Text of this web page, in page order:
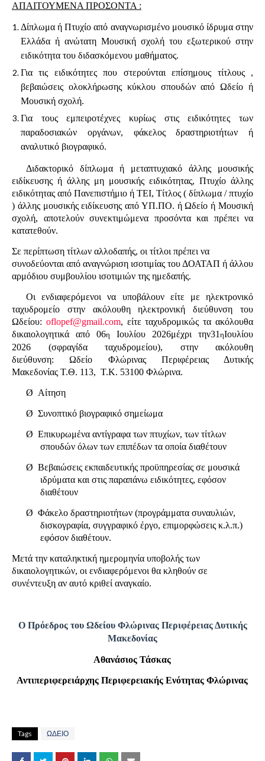
ΑΠΑΙΤΟΥΜΕΝΑ ΠΡΟΣΟΝΤΑ :
Δίπλωμα ή Πτυχίο από αναγνωρισμένο μουσικό ίδρυμα στην
Ελλάδα ή ανώτατη Μουσική σχολή του εξωτερικού στην
ειδικότητα του διδασκόμενου μαθήματος.
Για τις ειδικότητες που στερούνται επίσημους τίτλους ,
βεβαιώσεις ολοκλήρωσης κύκλου σπουδών από Ωδείο ή
Μουσική σχολή.
Για τους εμπειροτέχνες κυρίως στις ειδικότητες των
παραδοσιακών οργάνων, φάκελος δραστηριοτήτων ή
αναλυτικό βιογραφικό.
Διδακτορικό δίπλωμα ή μεταπτυχιακό άλλης μουσικής
ειδίκευσης ή άλλης μη μουσικής ειδικότητας, Πτυχίο άλλης
ειδικότητας από Πανεπιστήμιο ή ΤΕΙ, Τίτλος ( δίπλωμα / πτυχίο
) άλλης μουσικής ειδίκευσης από ΥΠ.ΠO. ή Ωδείο ή Μουσική
σχολή, αποτελούν συνεκτιμώμενα προσόντα και πρέπει να
κατατεθούν.
Σε περίπτωση τίτλων αλλοδαπής, οι τίτλοι πρέπει να
συνοδεύονται από αναγνώριση ισοτιμίας του ΔΟΑΤΑΠ ή άλλου
αρμόδιου συμβουλίου ισοτιμιών της ημεδαπής.
Οι ενδιαφερόμενοι να υποβάλουν είτε με ηλεκτρονικό
ταχυδρομείο στην ακόλουθη ηλεκτρονική διεύθυνση του
Ωδείου: oflopef@gmail.com, είτε ταχυδρομικώς τα ακόλουθα
δικαιολογητικά από 06η Ιουλίου 2026μέχρι την31ηΙουλίου
2026 (σφραγίδα ταχυδρομείου), στην ακόλουθη
διεύθυνση:Ωδείο Φλώρινας Περιφέρειας Δυτικής
Μακεδονίας Τ.Θ. 113, Τ.Κ. 53100 Φλώρινα.
Ø Αίτηση
Ø Συνοπτικό βιογραφικό σημείωμα
Ø Επικυρωμένα αντίγραφα των πτυχίων, των τίτλων
σπουδών όλων των επιπέδων τα οποία διαθέτουν
Ø Βεβαιώσεις εκπαιδευτικής προϋπηρεσίας σε μουσικά
ιδρύματα και στις παραπάνω ειδικότητες, εφόσον
διαθέτουν
Ø Φάκελο δραστηριοτήτων (προγράμματα συναυλιών,
δισκογραφία, συγγραφικό έργο, επιμορφώσεις κ.λ.π.)
εφόσον διαθέτουν.
Μετά την καταληκτική ημερομηνία υποβολής των
δικαιολογητικών, οι ενδιαφερόμενοι θα κληθούν σε
συνέντευξη αν αυτό κριθεί αναγκαίο.
Ο Πρόεδρος του Ωδείου Φλώρινας Περιφέρειας Δυτικής
Μακεδονίας
Αθανάσιος Τάσκας
Αντιπεριφερειάρχης Περιφερειακής Ενότητας Φλώρινας
Tags ΩΔΕΙΟ